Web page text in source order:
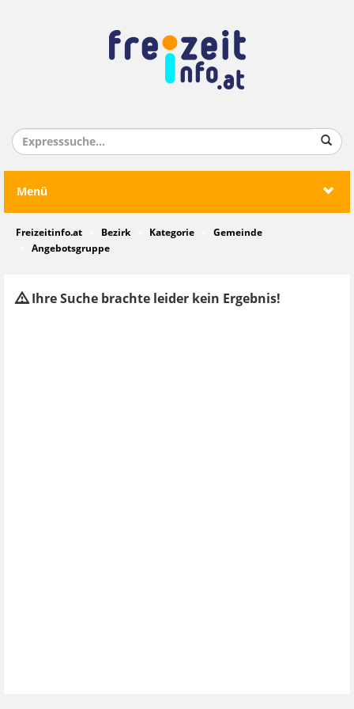
Menü
Freizeitinfo.at Bezirk Kategorie
Gemeinde
Angebotsgruppe
Ihre Suche brachte leider kein Ergebnis!